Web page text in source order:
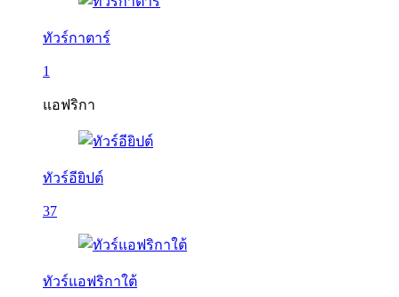
ทัวร์กาตาร์
1
แอฟริกา
ทัวร์อียิปต์
37
ทัวร์แอฟริกาใต้